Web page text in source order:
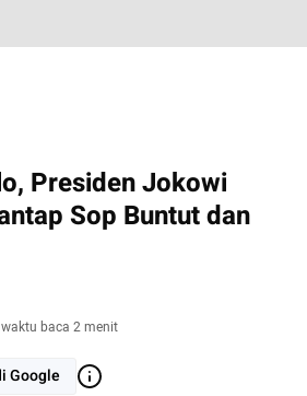
Presiden Jokowi
Sop Buntut dan
waktu baca 2 menit
Google